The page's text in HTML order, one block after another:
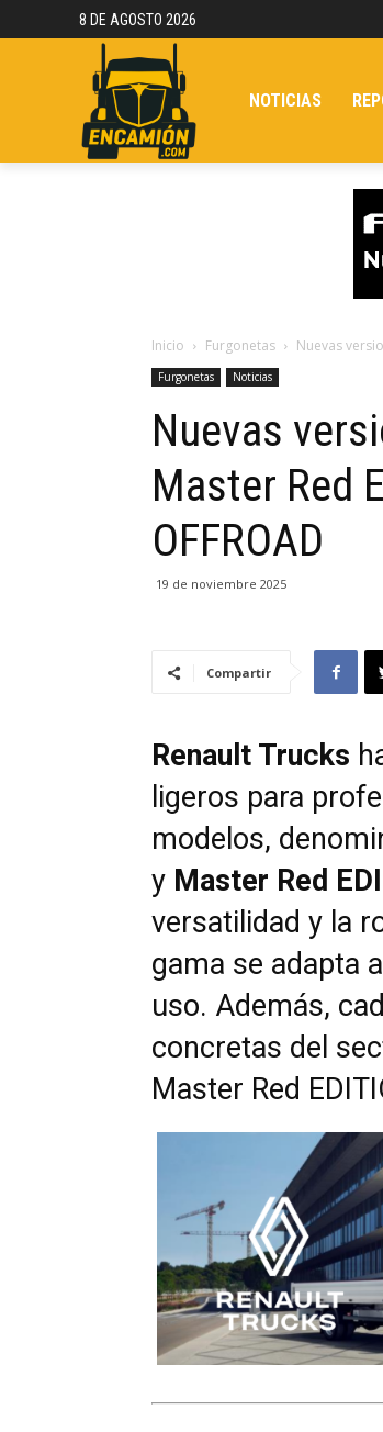
8 DE AGOSTO 2026
NOTICIAS
Inicio Furgonetas Nuevas
Furgonetas Noticias
Nuevas
Master Red
OFFROAD
19 de noviembre 2025
Compartir
Renault Trucks
ligeros para
modelos,
y Master Red
versatilidad y la
gama se adapta
uso. Además,
concretas del
Master Red